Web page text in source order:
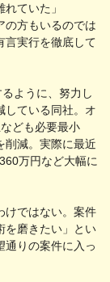
ていた」
の方もいるのでは
言実行を徹底して
ように、努力し
している同社。オ
ども必要最小
削減。実際に最近
万円など大幅に
けではない。案件
を磨きたい」とい
通りの案件に入っ